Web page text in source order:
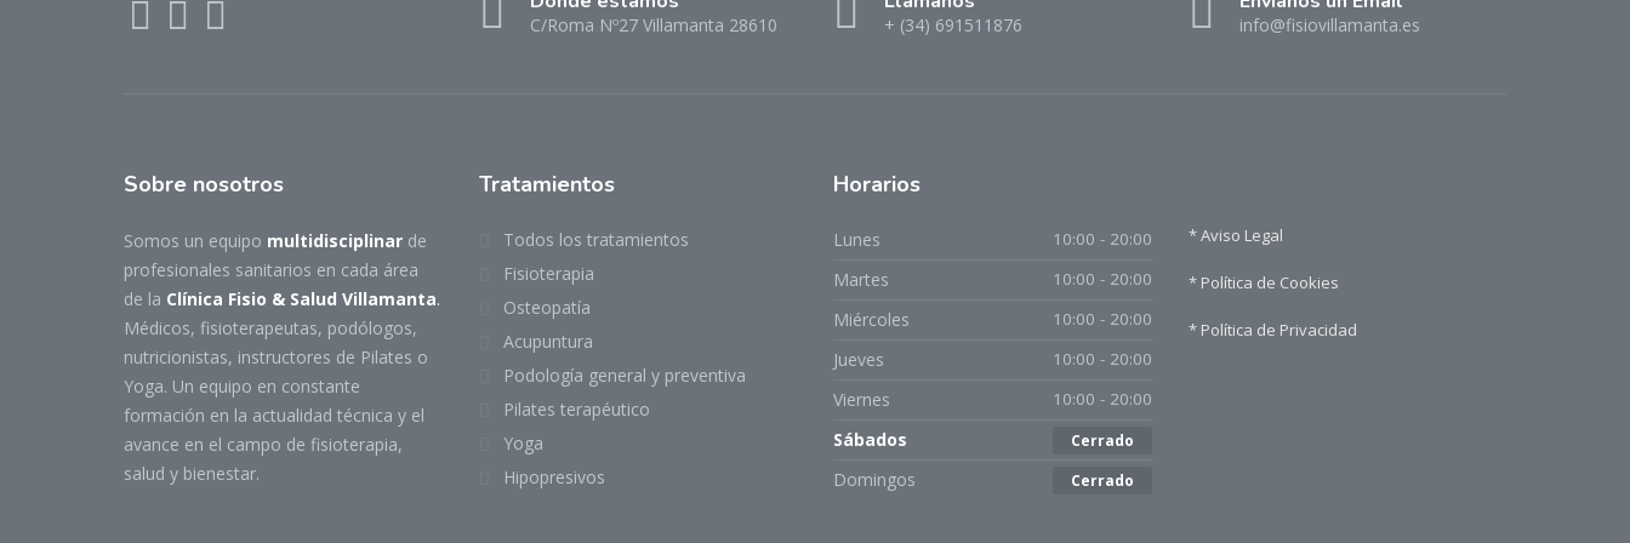
C/Roma Nº27 Villamanta 28610 + (34) 691511876 info@fisiovillamanta.es
Sobre nosotros
Somos un equipo multidisciplinar de
profesionales sanitarios en cada área
de la Clínica Fisio & Salud Villamanta.
Médicos, fisioterapeutas, podólogos,
nutricionistas, instructores de Pilates o
Yoga. Un equipo en constante
formación en la actualidad técnica y el
avance en el campo de fisioterapia,
salud y bienestar.
Tratamientos
Todos los tratamientos
Fisioterapia
Osteopatía
Acupuntura
Podología general y preventiva
Pilates terapéutico
Yoga
Hipopresivos
Horarios
Lunes 10:00 - 20:00
Martes 10:00 - 20:00
Miércoles 10:00 - 20:00
Jueves 10:00 - 20:00
Viernes 10:00 - 20:00
Sábados Cerrado
Domingos Cerrado
* Aviso Legal
* Política de Cookies
* Política de Privacidad